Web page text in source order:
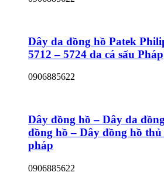
Dây da đồng hồ Patek
5712 – 5724 da cá sấu Pháp
0906885622
Dây đồng hồ – Dây da
đồng hồ – Dây đồng hồ thủ
pháp
0906885622